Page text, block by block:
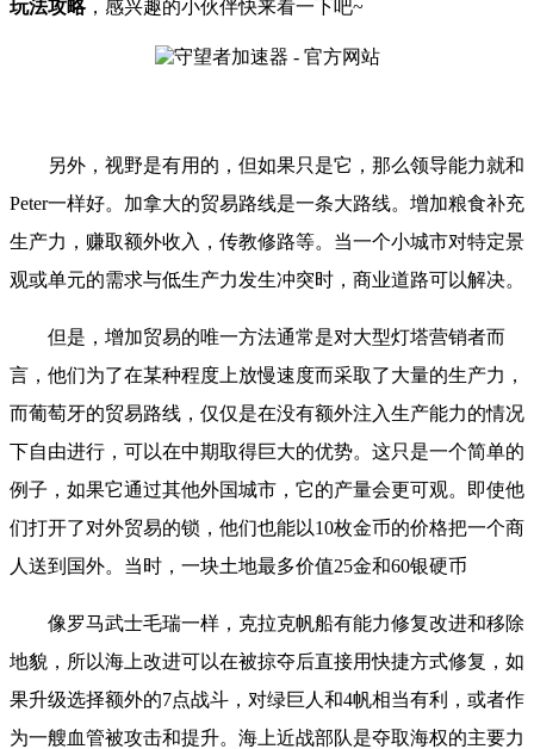
玩法攻略， 感兴趣的小伙伴快来看一下吧~
另外，视野是有用的，但如果只是它，那么领导能力就和
Peter一样好。加拿大的贸易路线是一条大路线。增加粮食补充
生产力，赚取额外收入，传教修路等。当一个小城市对特定景
观或单元的需求与低生产力发生冲突时，商业道路可以解决。
但是，增加贸易的唯一方法通常是对大型灯塔营销者而
言，他们为了在某种程度上放慢速度而采取了大量的生产力，
而葡萄牙的贸易路线，仅仅是在没有额外注入生产能力的情况
下自由进行，可以在中期取得巨大的优势。这只是一个简单的
例子，如果它通过其他外国城市，它的产量会更可观。即使他
们打开了对外贸易的锁，他们也能以10枚金币的价格把一个商
人送到国外。当时，一块土地最多价值25金和60银硬币
像罗马武士毛瑞一样，克拉克帆船有能力修复改进和移除
地貌，所以海上改进可以在被掠夺后直接用快捷方式修复，如
果升级选择额外的7点战斗，对绿巨人和4帆相当有利，或者作
为一艘血管被攻击和提升。海上近战部队是夺取海权的主要力